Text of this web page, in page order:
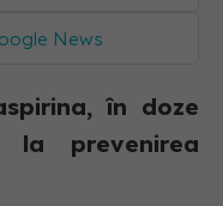
News
în doze
prevenirea